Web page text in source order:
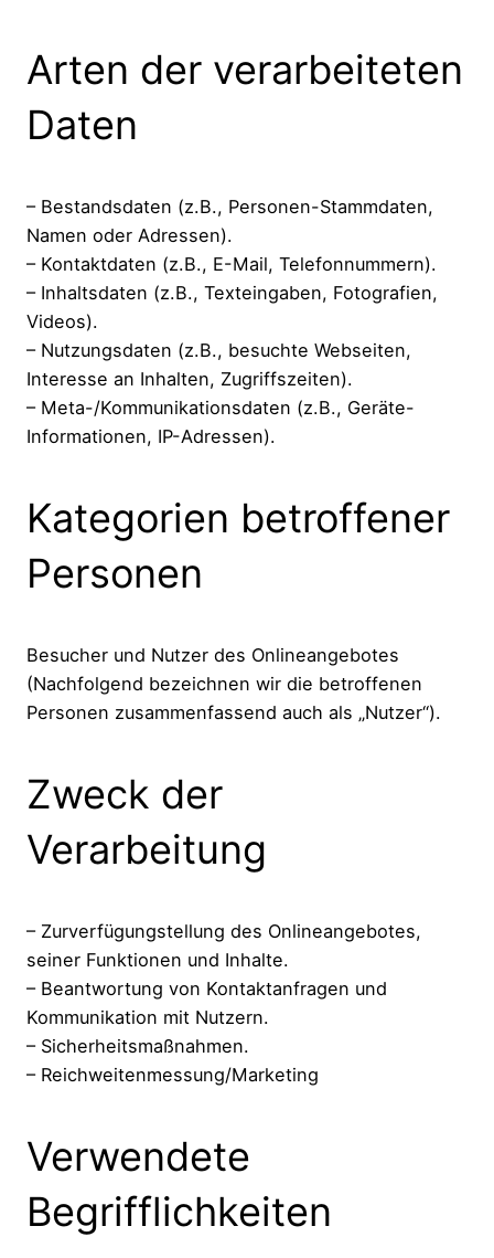
Arten der verarbeiteten
Daten
– Bestandsdaten (z.B., Personen-Stammdaten,
Namen oder Adressen).
– Kontaktdaten (z.B., E-Mail, Telefonnummern).
– Inhaltsdaten (z.B., Texteingaben, Fotografien,
Videos).
– Nutzungsdaten (z.B., besuchte Webseiten,
Interesse an Inhalten, Zugriffszeiten).
– Meta-/Kommunikationsdaten (z.B., Geräte-
Informationen, IP-Adressen).
Kategorien betroffener
Personen
Besucher und Nutzer des Onlineangebotes
(Nachfolgend bezeichnen wir die betroffenen
Personen zusammenfassend auch als „Nutzer“).
Zweck der
Verarbeitung
– Zurverfügungstellung des Onlineangebotes,
seiner Funktionen und Inhalte.
– Beantwortung von Kontaktanfragen und
Kommunikation mit Nutzern.
– Sicherheitsmaßnahmen.
– Reichweitenmessung/Marketing
Verwendete
Begrifflichkeiten